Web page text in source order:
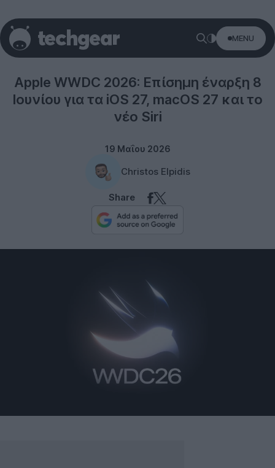
MENU
Apple WWDC 2026: Επίσημη έναρξη 8
Ιουνίου για τα iOS 27, macOS 27 και το
νέο Siri
19 Μαΐου 2026
Christos Elpidis
Share